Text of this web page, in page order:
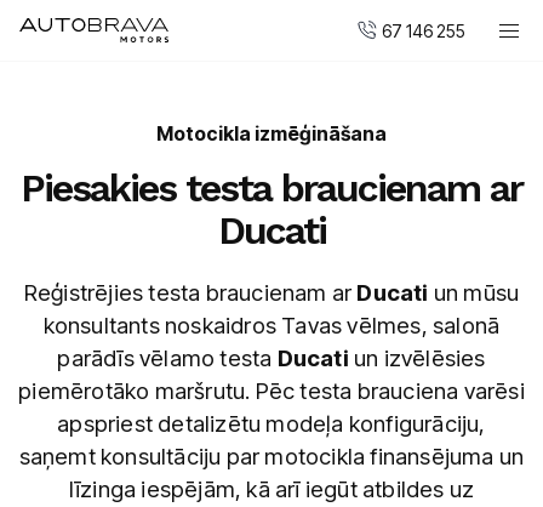
67 146 255
DUCATI motocikli
Pirkt jaunu
Virsbūvju remonta centrs
AUTOBRAVA Motors
Uzņēmumiem
Vakances
Kontakti
Motocikla izmēģināšana
Piesakies testa braucienam ar
Ducati
Reģistrējies testa braucienam ar Ducati un mūsu
konsultants noskaidros Tavas vēlmes, salonā
parādīs vēlamo testa Ducati un izvēlēsies
piemērotāko maršrutu. Pēc testa brauciena varēsi
apspriest detalizētu modeļa konfigurāciju,
saņemt konsultāciju par motocikla finansējuma un
līzinga iespējām, kā arī iegūt atbildes uz